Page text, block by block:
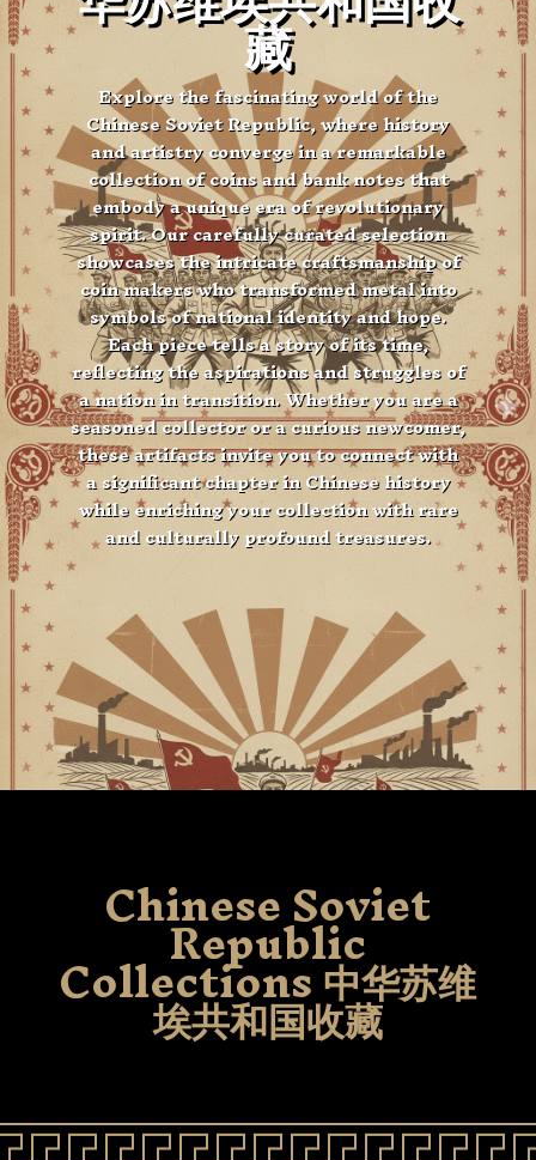
藏
Explore the fascinating world of the
Chinese Soviet Republic, where history
and artistry converge in a remarkable
collection of coins and bank notes that
embody a unique era of revolutionary
spirit. Our carefully curated selection
showcases the intricate craftsmanship of
coin makers who transformed metal into
symbols of national identity and hope.
Each piece tells a story of its time,
reflecting the aspirations and struggles of
a nation in transition. Whether you are a
seasoned collector or a curious newcomer,
these artifacts invite you to connect with
a significant chapter in Chinese history
while enriching your collection with rare
and culturally profound treasures.
Chinese Soviet
Republic
Collections 中华苏维
埃共和国收藏